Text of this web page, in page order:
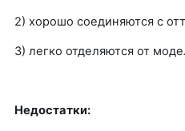
2) хорошо соединяются с
3) легко отделяются от
Недостатки: